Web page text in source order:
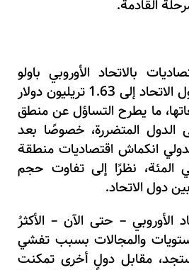
القادمة.
بالاتحاد الأوروبي باولو
جنتيلوني، ستحتاج دول الاتحاد إلى 1.63 تريليون دولار
ما يطرح التساؤل عن منطق
الدول المتضررة، خصوصًا بعد
انكماش اقتصاديات منطقة
بمقدار 7.5 في المئة، نظرًا إلى تفاوت حجم
دول الاتحاد.
الأوروبي – حتى الآن – الأكثرُ
والمجالات بسبب تفشي
مقابل دولٍ أخرى تمكنت